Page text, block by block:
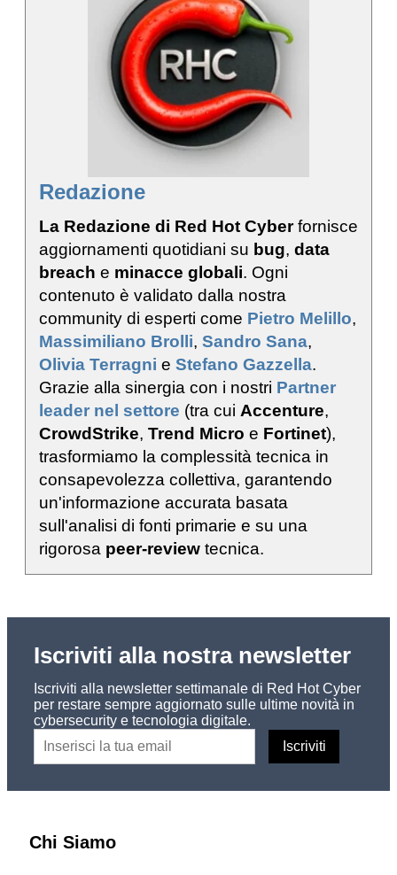
Redazione
La Redazione di Red Hot Cyberfornisce
aggiornamenti quotidiani su bug, data
breach e minacce globali. Ogni
contenuto è validato dalla nostra
community di esperti come Pietro Melillo,
Massimiliano Brolli, Sandro Sana,
Olivia Terragni e Stefano Gazzella.
Grazie alla sinergia con i nostri Partner
leader nel settore (tra cui Accenture,
CrowdStrike, Trend Micro e Fortinet),
trasformiamo la complessità tecnica in
consapevolezza collettiva, garantendo
un'informazione accurata basata
sull'analisi di fonti primarie e su una
rigorosa peer-review tecnica.
Iscriviti alla nostra newsletter
Iscriviti alla newsletter settimanale di Red Hot Cyber
per restare sempre aggiornato sulle ultime novità in
cybersecurity e tecnologia digitale.
Chi Siamo